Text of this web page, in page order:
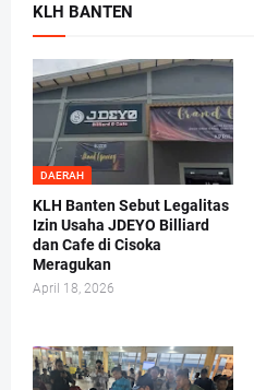
KLH BANTEN
DAERAH
KLH Banten Sebut Legalitas
Izin Usaha JDEYO Billiard
dan Cafe di Cisoka
Meragukan
April 18, 2026